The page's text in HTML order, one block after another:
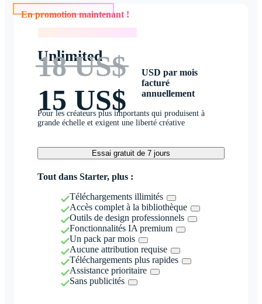
En promotion maintenant !
Unlimited
18 US$
15 US$
USD par mois
facturé
annuellement
Pour les créateurs plus importants qui produisent à
grande échelle et exigent une liberté créative
Essai gratuit de 7 jours
Tout dans Starter, plus :
Téléchargements illimités
Accès complet à la bibliothèque
Outils de design professionnels
Fonctionnalités IA premium
Un pack par mois
Aucune attribution requise
Téléchargements plus rapides
Assistance prioritaire
Sans publicités